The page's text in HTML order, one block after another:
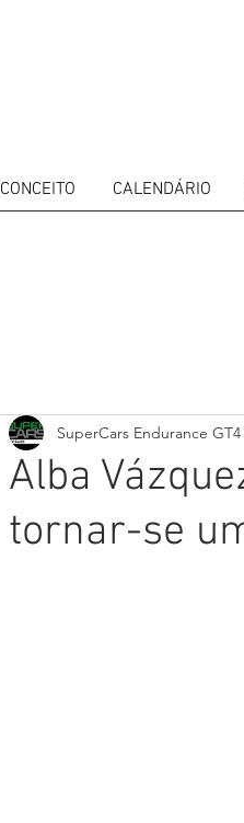
CONCEITO CALENDÁRIO
Alba
tornar-se
SuperCars Endurance